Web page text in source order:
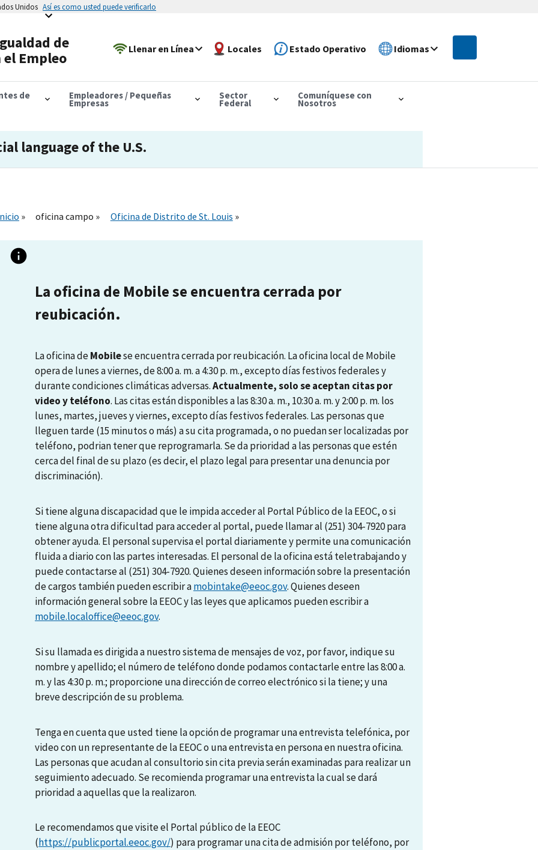
Unidos Así es como usted puede verificarlo
de
Empleo
Llenar en Línea Locales Estado Operativo Idiomas
de Empleadores / Pequeñas
Empresas
Sector
Federal
Comuníquese con
Nosotros
language of the U.S.
oficina campo Oficina de Distrito de St. Louis
La oficina de Mobile se encuentra cerrada por
reubicación.
La oficina deMobilese encuentra cerrada por reubicación. La oficina local de Mobile
opera de lunes a viernes, de 8:00 a. m. a 4:30 p. m., excepto días festivos federales y
durante condiciones climáticas adversas.Actualmente, solo se aceptan citas por
video y teléfono. Las citas están disponibles a las 8:30 a. m., 10:30 a. m. y 2:00 p. m. los
lunes, martes, jueves y viernes, excepto días festivos federales. Las personas que
lleguen tarde (15 minutos o más) a su cita programada, o no puedan ser localizadas por
teléfono, podrian tener que reprogramarla. Se da prioridad a las personas que estén
cerca del final de su plazo (es decir, el plazo legal para presentar una denuncia por
discriminación).
Si tiene alguna discapacidad que le impida acceder al Portal Público de la EEOC, o si
tiene alguna otra dificultad para acceder al portal, puede llamar al (251) 304-7920 para
obtener ayuda. El personal supervisa el portal diariamente y permite una comunicación
fluida a diario con las partes interesadas. El personal de la oficina está teletrabajando y
puede contactarse al (251) 304-7920. Quienes deseen información sobre la presentación
de cargos también pueden escribir amobintake@eeoc.gov. Quienes deseen
información general sobre la EEOC y las leyes que aplicamos pueden escribir a
mobile.localoffice@eeoc.gov.
Si su llamada es dirigida a nuestro sistema de mensajes de voz, por favor, indique su
nombre y apellido; el número de teléfono donde podamos contactarle entre las 8:00 a.
m. y las 4:30 p. m.; proporcione una dirección de correo electrónico si la tiene; y una
breve descripción de su problema.
Tenga en cuenta que usted tiene la opción de programar una entrevista telefónica, por
video con un representante de la EEOC o una entrevista en persona en nuestra oficina.
Las personas que acudan al consultorio sin cita previa serán examinadas para realizar un
seguimiento adecuado. Se recomienda programar una entrevista la cual se dará
prioridad a aquellas que la realizaron.
Le recomendamos que visite el Portal público de la EEOC
(https://publicportal.eeoc.gov/) para programar una cita de admisión por teléfono, por